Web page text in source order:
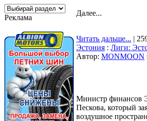
Реклама
Далее...
Читать дальше... |
Эстония : Лиги:
Автор: MONMOON
Министр финансов
Пескова, который
воздушное